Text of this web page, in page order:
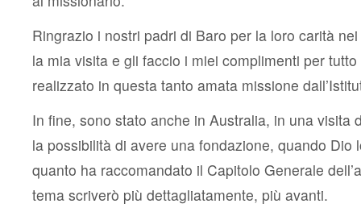
Ringrazio i nostri padri di Baro per la loro carità
la mia visita e gli faccio i miei complimenti per
realizzato in questa tanto amata missione
In fine, sono stato anche in Australia, in una visita
la possibilità di avere una fondazione, quando Dio
quanto ha raccomandato il Capitolo Generale
tema scriverò più dettagliatamente, più avanti.